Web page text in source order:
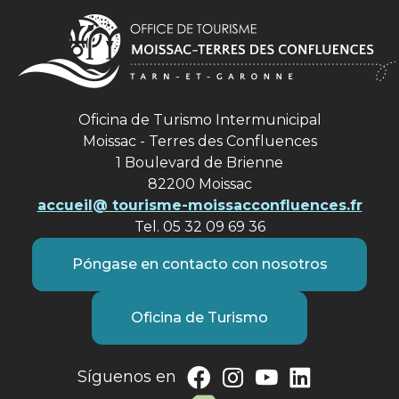
Oficina de Turismo Intermunicipal
Moissac - Terres des Confluences
1 Boulevard de Brienne
82200 Moissac
accueil@ tourisme-moissacconfluences.fr
Tel. 05 32 09 69 36
Póngase en contacto con nosotros
Oficina de Turismo
Síguenos en